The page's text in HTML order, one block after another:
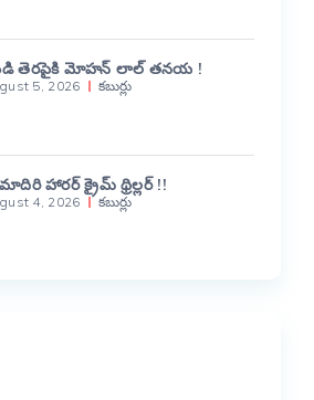
తెరపైకి మోహన్ లాల్ తనయ !
5, 2026 కబుర్లు
హారర్ క్రైమ్ థ్రిల్లర్ !!
4, 2026 కబుర్లు